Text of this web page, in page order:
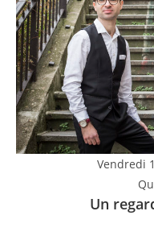
Vendredi
Un